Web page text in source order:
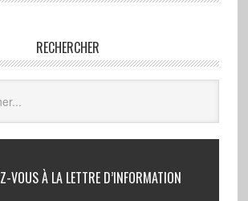
RECHERCHER
VOUS À LA LETTRE D’INFORMATION